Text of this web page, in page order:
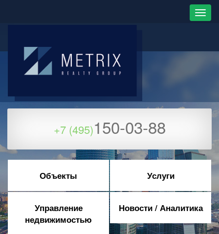
+7 (495)150-03-88
Объекты Услуги
Управление
недвижимостью
Новости / Аналитика